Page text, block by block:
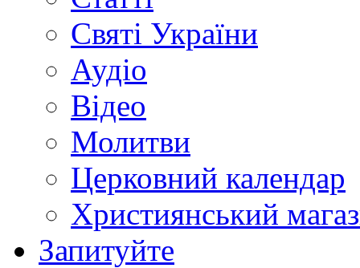
Святі України
Аудіо
Відео
Молитви
Церковний календар
Християнський
Запитуйте